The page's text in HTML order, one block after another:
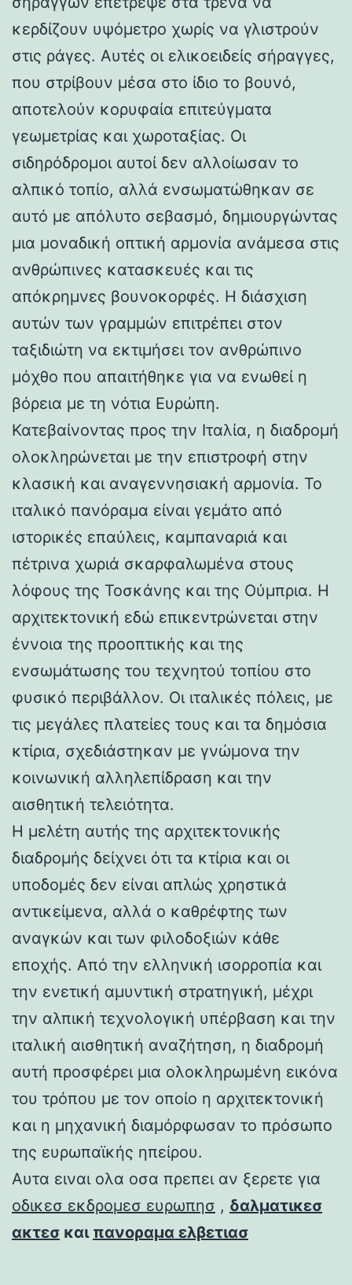
κερδίζουν υψόμετρο χωρίς να γλιστρούν
στις ράγες. Αυτές οι ελικοειδείς σήραγγες,
που στρίβουν μέσα στο ίδιο το βουνό,
αποτελούν κορυφαία επιτεύγματα
γεωμετρίας και χωροταξίας. Οι
σιδηρόδρομοι αυτοί δεν αλλοίωσαν το
αλπικό τοπίο, αλλά ενσωματώθηκαν σε
αυτό με απόλυτο σεβασμό, δημιουργώντας
μια μοναδική οπτική αρμονία ανάμεσα στις
ανθρώπινες κατασκευές και τις
απόκρημνες βουνοκορφές. Η διάσχιση
αυτών των γραμμών επιτρέπει στον
ταξιδιώτη να εκτιμήσει τον ανθρώπινο
μόχθο που απαιτήθηκε για να ενωθεί η
βόρεια με τη νότια Ευρώπη.
Κατεβαίνοντας προς την Ιταλία, η διαδρομή
ολοκληρώνεται με την επιστροφή στην
κλασική και αναγεννησιακή αρμονία. Το
ιταλικό πανόραμα είναι γεμάτο από
ιστορικές επαύλεις, καμπαναριά και
πέτρινα χωριά σκαρφαλωμένα στους
λόφους της Τοσκάνης και της Ούμπρια. Η
αρχιτεκτονική εδώ επικεντρώνεται στην
έννοια της προοπτικής και της
ενσωμάτωσης του τεχνητού τοπίου στο
φυσικό περιβάλλον. Οι ιταλικές πόλεις, με
τις μεγάλες πλατείες τους και τα δημόσια
κτίρια, σχεδιάστηκαν με γνώμονα την
κοινωνική αλληλεπίδραση και την
αισθητική τελειότητα.
Η μελέτη αυτής της αρχιτεκτονικής
διαδρομής δείχνει ότι τα κτίρια και οι
υποδομές δεν είναι απλώς χρηστικά
αντικείμενα, αλλά ο καθρέφτης των
αναγκών και των φιλοδοξιών κάθε
εποχής. Από την ελληνική ισορροπία και
την ενετική αμυντική στρατηγική, μέχρι
την αλπική τεχνολογική υπέρβαση και την
ιταλική αισθητική αναζήτηση, η διαδρομή
αυτή προσφέρει μια ολοκληρωμένη εικόνα
του τρόπου με τον οποίο η αρχιτεκτονική
και η μηχανική διαμόρφωσαν το πρόσωπο
της ευρωπαϊκής ηπείρου.
Αυτα ειναι ολα οσα πρεπει αν ξερετε για
οδικεσ εκδρομεσ ευρωπησ , δαλματικεσ
ακτεσ και πανοραμα ελβετιασ